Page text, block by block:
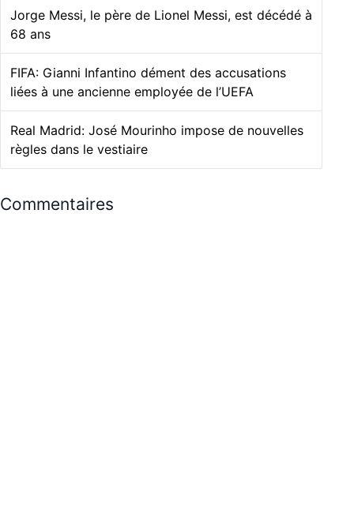
Jorge Messi, le père de Lionel Messi, est décédé à
68 ans
FIFA: Gianni Infantino dément des accusations
liées à une ancienne employée de l’UEFA
Real Madrid: José Mourinho impose de nouvelles
règles dans le vestiaire
Commentaires